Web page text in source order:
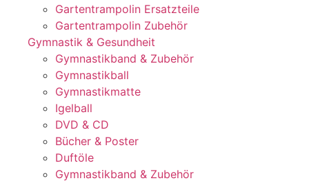
Gartentrampolin Ersatzteile
Gartentrampolin Zubehör
Gymnastik & Gesundheit
Gymnastikband & Zubehör
Gymnastikball
Gymnastikmatte
Igelball
DVD & CD
Bücher & Poster
Duftöle
Gymnastikband & Zubehör